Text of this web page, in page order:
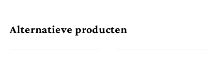
Alternatieve producten